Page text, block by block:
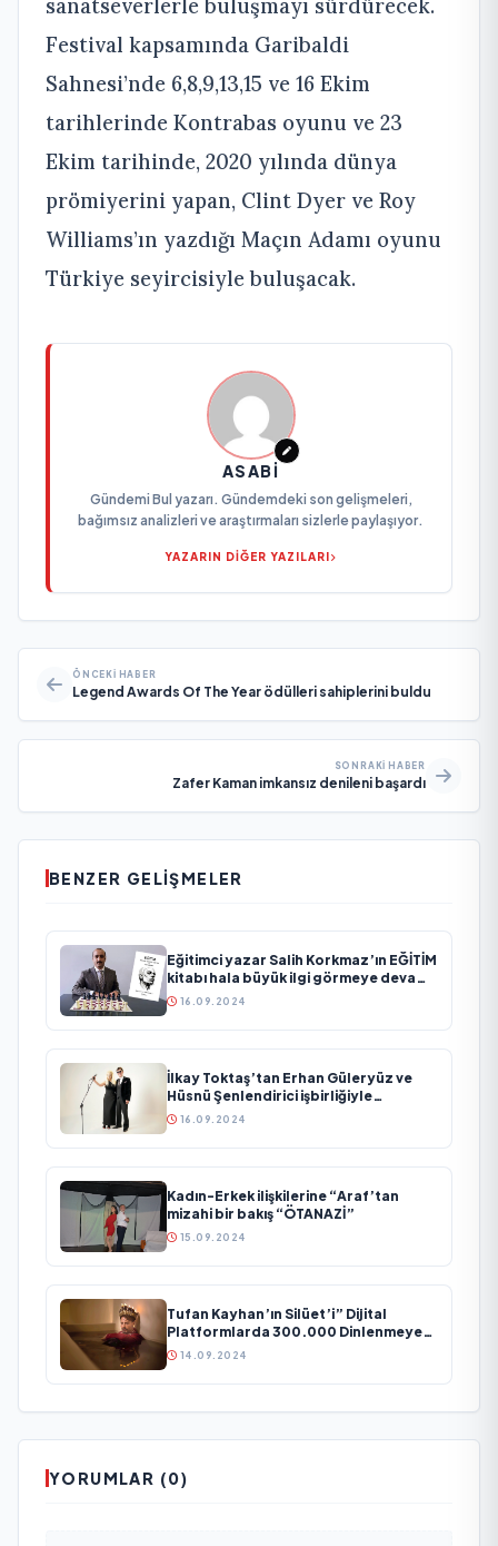
Festival kapsamında Garibaldi
Sahnesi’nde 6,8,9,13,15 ve 16 Ekim
tarihlerinde Kontrabas oyunu ve 23
Ekim tarihinde, 2020 yılında dünya
prömiyerini yapan, Clint Dyer ve Roy
Williams’ın yazdığı Maçın Adamı oyunu
Türkiye seyircisiyle buluşacak.
ASABI
Gündemi Bul yazarı. Gündemdeki son gelişmeleri,
bağımsız analizleri ve araştırmaları sizlerle paylaşıyor.
YAZARIN DİĞER YAZILARI
ÖNCEKI HABER
Legend Awards Of The Year ödülleri sahiplerini buldu
SONRAKI HABER
Zafer Kaman imkansız denileni başardı
BENZER GELIŞMELER
Eğitimci yazar Salih Korkmaz’ın EĞİTİM
kitabı hala büyük ilgi görmeye devam
ediyor
16.09.2024
İlkay Toktaş’tan Erhan Güleryüz ve
Hüsnü Şenlendirici işbirliğiyle
duygusal bir aşk manifestosu: “Deliler
16.09.2024
Kadın-Erkek ilişkilerine “Araf’tan
mizahi bir bakış “ÖTANAZİ”
15.09.2024
Tufan Kayhan’ın Silüet’i” Dijital
Platformlarda 300.000 Dinlenmeye
Ulaştı
14.09.2024
YORUMLAR (0)